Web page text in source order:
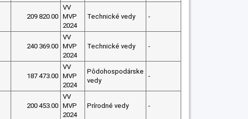
209 820.00
VV
MVP
2024
Technické vedy -
240 369.00
VV
MVP
2024
Technické vedy -
187 473.00
VV
MVP
2024
Pôdohospodárske
vedy
-
200 453.00
VV
MVP
2024
Prírodné vedy -